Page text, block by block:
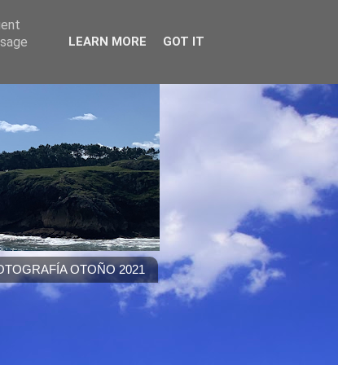
OTOÑO 2021
LEARN MORE GOT IT